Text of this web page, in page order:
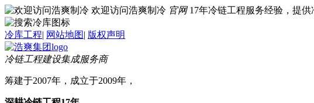
欢迎访问浩爽制冷 官网 17年冷链工程服务经验，提
冷库工程| 网站地图| 版权声明
冷链工程建设集成服务商
筹建于2007年，成立于2009年，